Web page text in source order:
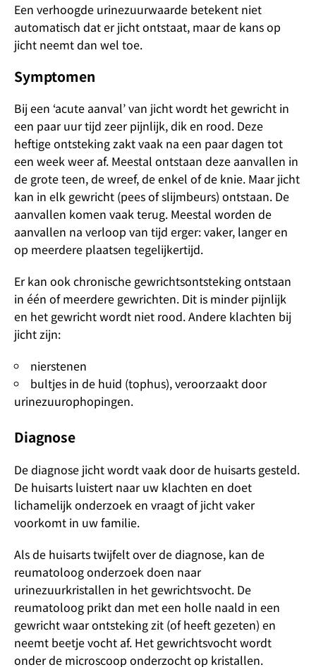
Een verhoogde urinezuurwaarde betekent niet
automatisch dat er jicht ontstaat, maar de kans op
jicht neemt dan wel toe.
Symptomen
Bij een ‘acute aanval’ van jicht wordt het gewricht in
een paar uur tijd zeer pijnlijk, dik en rood. Deze
heftige ontsteking zakt vaak na een paar dagen tot
een week weer af. Meestal ontstaan deze aanvallen in
de grote teen, de wreef, de enkel of de knie. Maar jicht
kan in elk gewricht (pees of slijmbeurs) ontstaan. De
aanvallen komen vaak terug. Meestal worden de
aanvallen na verloop van tijd erger: vaker, langer en
op meerdere plaatsen tegelijkertijd.
Er kan ook chronische gewrichtsontsteking ontstaan
in één of meerdere gewrichten. Dit is minder pijnlijk
en het gewricht wordt niet rood. Andere klachten bij
jicht zijn:
nierstenen
bultjes in de huid (tophus), veroorzaakt door
urinezuurophopingen.
Diagnose
De diagnose jicht wordt vaak door de huisarts gesteld.
De huisarts luistert naar uw klachten en doet
lichamelijk onderzoek en vraagt of jicht vaker
voorkomt in uw familie.
Als de huisarts twijfelt over de diagnose, kan de
reumatoloog onderzoek doen naar
urinezuurkristallen in het gewrichtsvocht. De
reumatoloog prikt dan met een holle naald in een
gewricht waar ontsteking zit (of heeft gezeten) en
neemt beetje vocht af. Het gewrichtsvocht wordt
onder de microscoop onderzocht op kristallen.